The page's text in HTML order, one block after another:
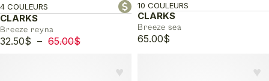
CLARKS
Breeze reyna
4 COULEURS
32.50$ – 65.00$Plage
CLARKS
Breeze sea
10 COULEURS
65.00$
♥︎ ♥︎